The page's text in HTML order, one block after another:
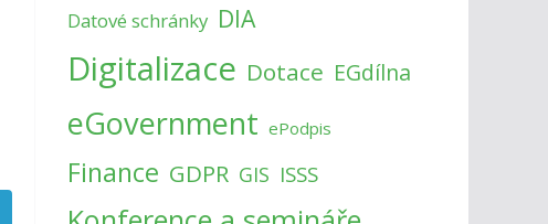
Datové schránky DIA
Digitalizace Dotace EGdílna
eGovernment ePodpis
Finance GDPR GIS ISSS